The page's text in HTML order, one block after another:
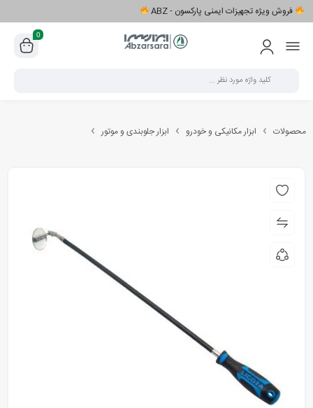
فروش ویژه تجهیزات ایمنی پارکسون - ABZ
0
محصولات ابزار مکانیکی و خودرو ابزار جلوبندی و موتور